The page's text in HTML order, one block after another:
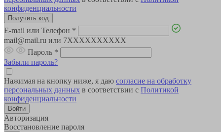
конфиденциальности
E-mail или Телефон *
mail@mail.ru или 7XXXXXXXXXX
Пароль *
Забыли пароль?
Нажимая на кнопку ниже, я даю согласие на обработку
персональных данных в соответствии с Политикой
конфиденциальности
Авторизация
Восстановление пароля